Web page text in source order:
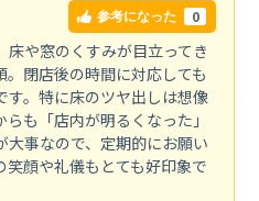
参考になった 0
や窓のくすみが目立ってき
閉店後の時間に対応しても
す。特に床のツヤ出しは想像
も「店内が明るくなった」
大事なので、定期的にお願い
笑顔や礼儀もとても好印象で